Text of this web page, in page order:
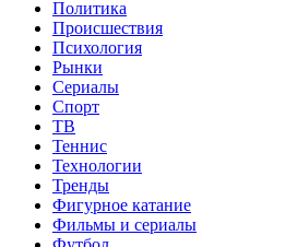
Политика
Происшествия
Психология
Рынки
Сериалы
Спорт
ТВ
Теннис
Технологии
Тренды
Фигурное катание
Фильмы и сериалы